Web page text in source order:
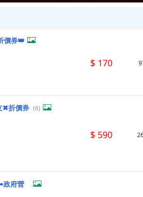
價券👑
$ 170
✖折價券 (6)
$ 590
政府營